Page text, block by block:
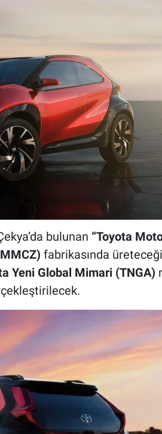
bulunan “Toyota
fabrikasında
Yeni Global Mimari (TNGA)